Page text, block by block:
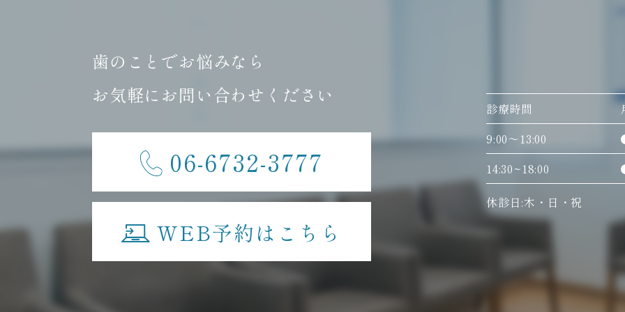
歯のことでお悩みなら
お気軽にお問い合わせください
06-6732-3777
WEB予約はこちら
診療時間
9:00〜13:00
14:30~18:00
休診日:木・日・祝